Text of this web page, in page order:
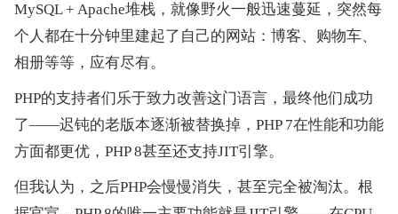
MySQL + Apache堆栈，就像野火一般迅速蔓延，突然每
个人都在十分钟里建起了自己的网站：博客、购物车、
相册等等，应有尽有。
PHP的支持者们乐于致力改善这门语言，最终他们成功
了——迟钝的老版本逐渐被替换掉，PHP 7在性能和功能
方面都更优，PHP 8甚至还支持JIT引擎。
但我认为，之后PHP会慢慢消失，甚至完全被淘汰。根